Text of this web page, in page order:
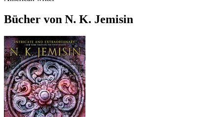
Bücher von N. K. Jemisin